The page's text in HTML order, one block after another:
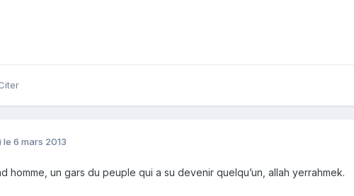
le 6 mars 2013
homme, un gars du peuple qui a su devenir quelqu’un, allah yerrahmek.